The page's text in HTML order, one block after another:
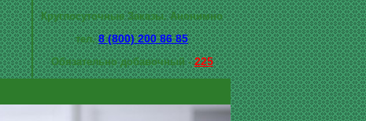
Круглосуточные Заказы. Анонимно
тел.8 (800) 200 86 85
Обязательно добавочный -225